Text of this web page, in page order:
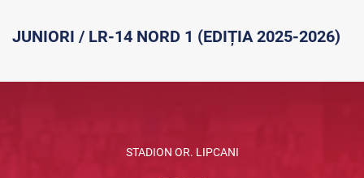
JUNIORI / LR-14 NORD 1 (EDIȚIA 2025-2026)
STADION OR. LIPCANI